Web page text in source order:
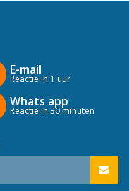
E-mail
Reactie in 1 uur
Whats app
Reactie in 30 minuten